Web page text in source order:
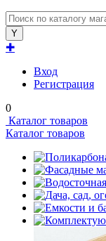
✚
Вход
Регистрация
0
Каталог товаров
Каталог товаров